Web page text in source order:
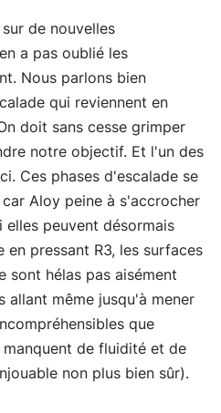
de nouvelles
a pas oublié les
Nous parlons bien
qui reviennent en
doit sans cesse grimper
notre objectif. Et l'un des
Ces phases d'escalade se
Aloy peine à s'accrocher
elles peuvent désormais
en pressant R3, les surfaces
sont hélas pas aisément
allant même jusqu'à mener
que
de fluidité et de
non plus bien sûr).